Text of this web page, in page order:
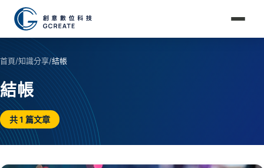
首頁/知識分享/結帳
結帳
共 1 篇文章